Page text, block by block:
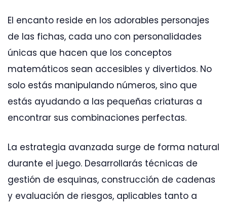
El encanto reside en los adorables personajes
de las fichas, cada uno con personalidades
únicas que hacen que los conceptos
matemáticos sean accesibles y divertidos. No
solo estás manipulando números, sino que
estás ayudando a las pequeñas criaturas a
encontrar sus combinaciones perfectas.
La estrategia avanzada surge de forma natural
durante el juego. Desarrollarás técnicas de
gestión de esquinas, construcción de cadenas
y evaluación de riesgos, aplicables tanto a